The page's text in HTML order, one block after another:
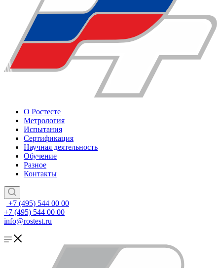
О Ростесте
Метрология
Испытания
Сертификация
Научная деятельность
Обучение
Разное
Контакты
+7 (495) 544 00 00
+7 (495) 544 00 00
info@rostest.ru